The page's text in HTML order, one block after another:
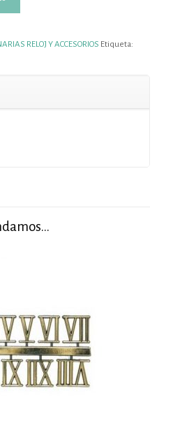
RELOJ Y ACCESORIOS Etiqueta: